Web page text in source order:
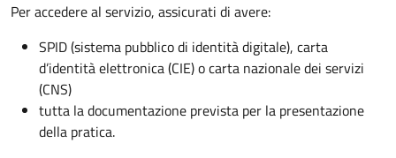
Per accedere al servizio, assicurati di avere:
SPID (sistema pubblico di identità digitale), carta
d’identità elettronica (CIE) o carta nazionale dei servizi
(CNS)
tutta la documentazione prevista per la presentazione
della pratica.